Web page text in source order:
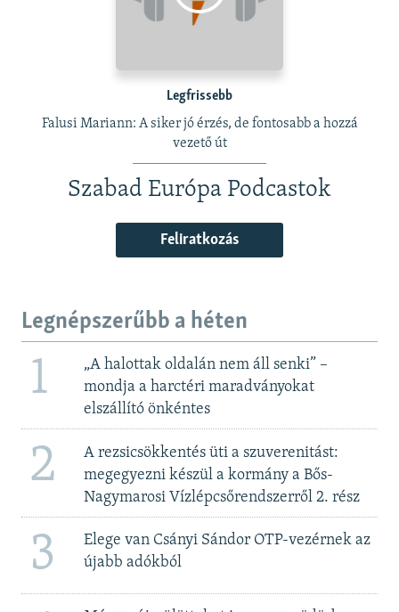
Legfrissebb
Falusi Mariann: A siker jó érzés, de fontosabb a hozzá
vezető út
Szabad Európa Podcastok
Feliratkozás
Legnépszerűbb a héten
1
„A halottak oldalán nem áll senki” –
mondja a harctéri maradványokat
elszállító önkéntes
2
A rezsicsökkentés üti a szuverenitást:
megegyezni készül a kormány a Bős-
Nagymarosi Vízlépcsőrendszerről 2. rész
3
Elege van Csányi Sándor OTP-vezérnek az
újabb adókból